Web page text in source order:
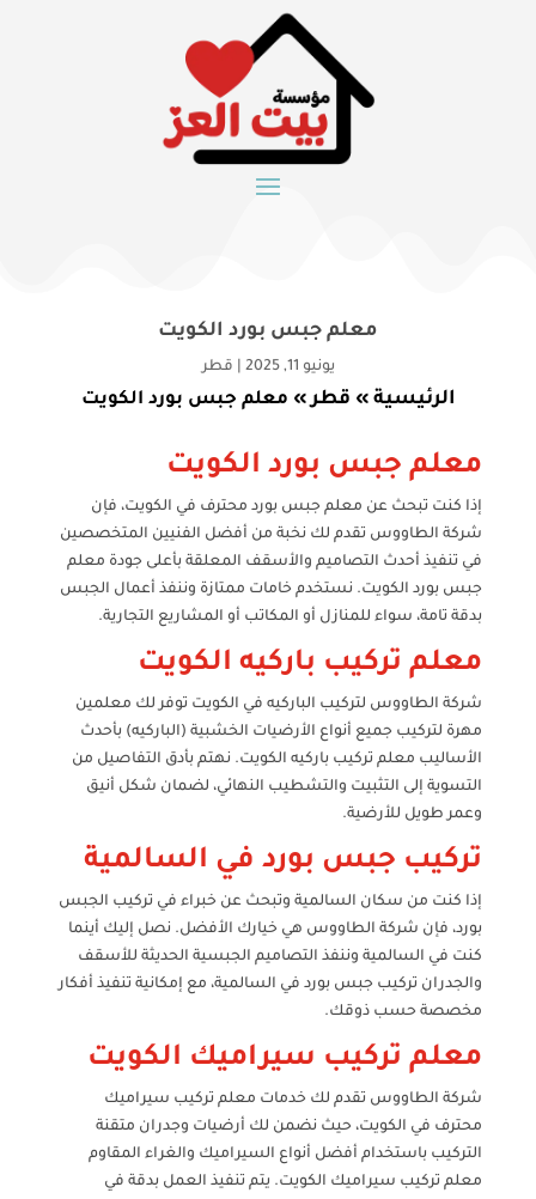
معلم جبس بورد الكويت
يونيو 11, 2025 قطر
الرئيسية » قطر» معلم جبس بورد الكويت
معلم جبس بورد الكويت
إذا كنت تبحث عن معلم جبس بورد محترف في الكويت، فإن
شركة الطاووس تقدم لك نخبة من أفضل الفنيين المتخصصين
في تنفيذ أحدث التصاميم والأسقف المعلقة بأعلى جودة معلم
جبس بورد الكويت. نستخدم خامات ممتازة وننفذ أعمال الجبس
بدقة تامة، سواء للمنازل أو المكاتب أو المشاريع التجارية.
معلم تركيب باركيه الكويت
شركة الطاووس لتركيب الباركيه في الكويت توفر لك معلمين
مهرة لتركيب جميع أنواع الأرضيات الخشبية (الباركيه) بأحدث
الأساليب معلم تركيب باركيه الكويت. نهتم بأدق التفاصيل من
التسوية إلى التثبيت والتشطيب النهائي، لضمان شكل أنيق
وعمر طويل للأرضية.
تركيب جبس بورد في السالمية
إذا كنت من سكان السالمية وتبحث عن خبراء في تركيب الجبس
بورد، فإن شركة الطاووس هي خيارك الأفضل. نصل إليك أينما
كنت في السالمية وننفذ التصاميم الجبسية الحديثة للأسقف
والجدران تركيب جبس بورد في السالمية، مع إمكانية تنفيذ أفكار
مخصصة حسب ذوقك.
معلم تركيب سيراميك الكويت
شركة الطاووس تقدم لك خدمات معلم تركيب سيراميك
محترف في الكويت، حيث نضمن لك أرضيات وجدران متقنة
التركيب باستخدام أفضل أنواع السيراميك والغراء المقاوم
معلم تركيب سيراميك الكويت. يتم تنفيذ العمل بدقة في